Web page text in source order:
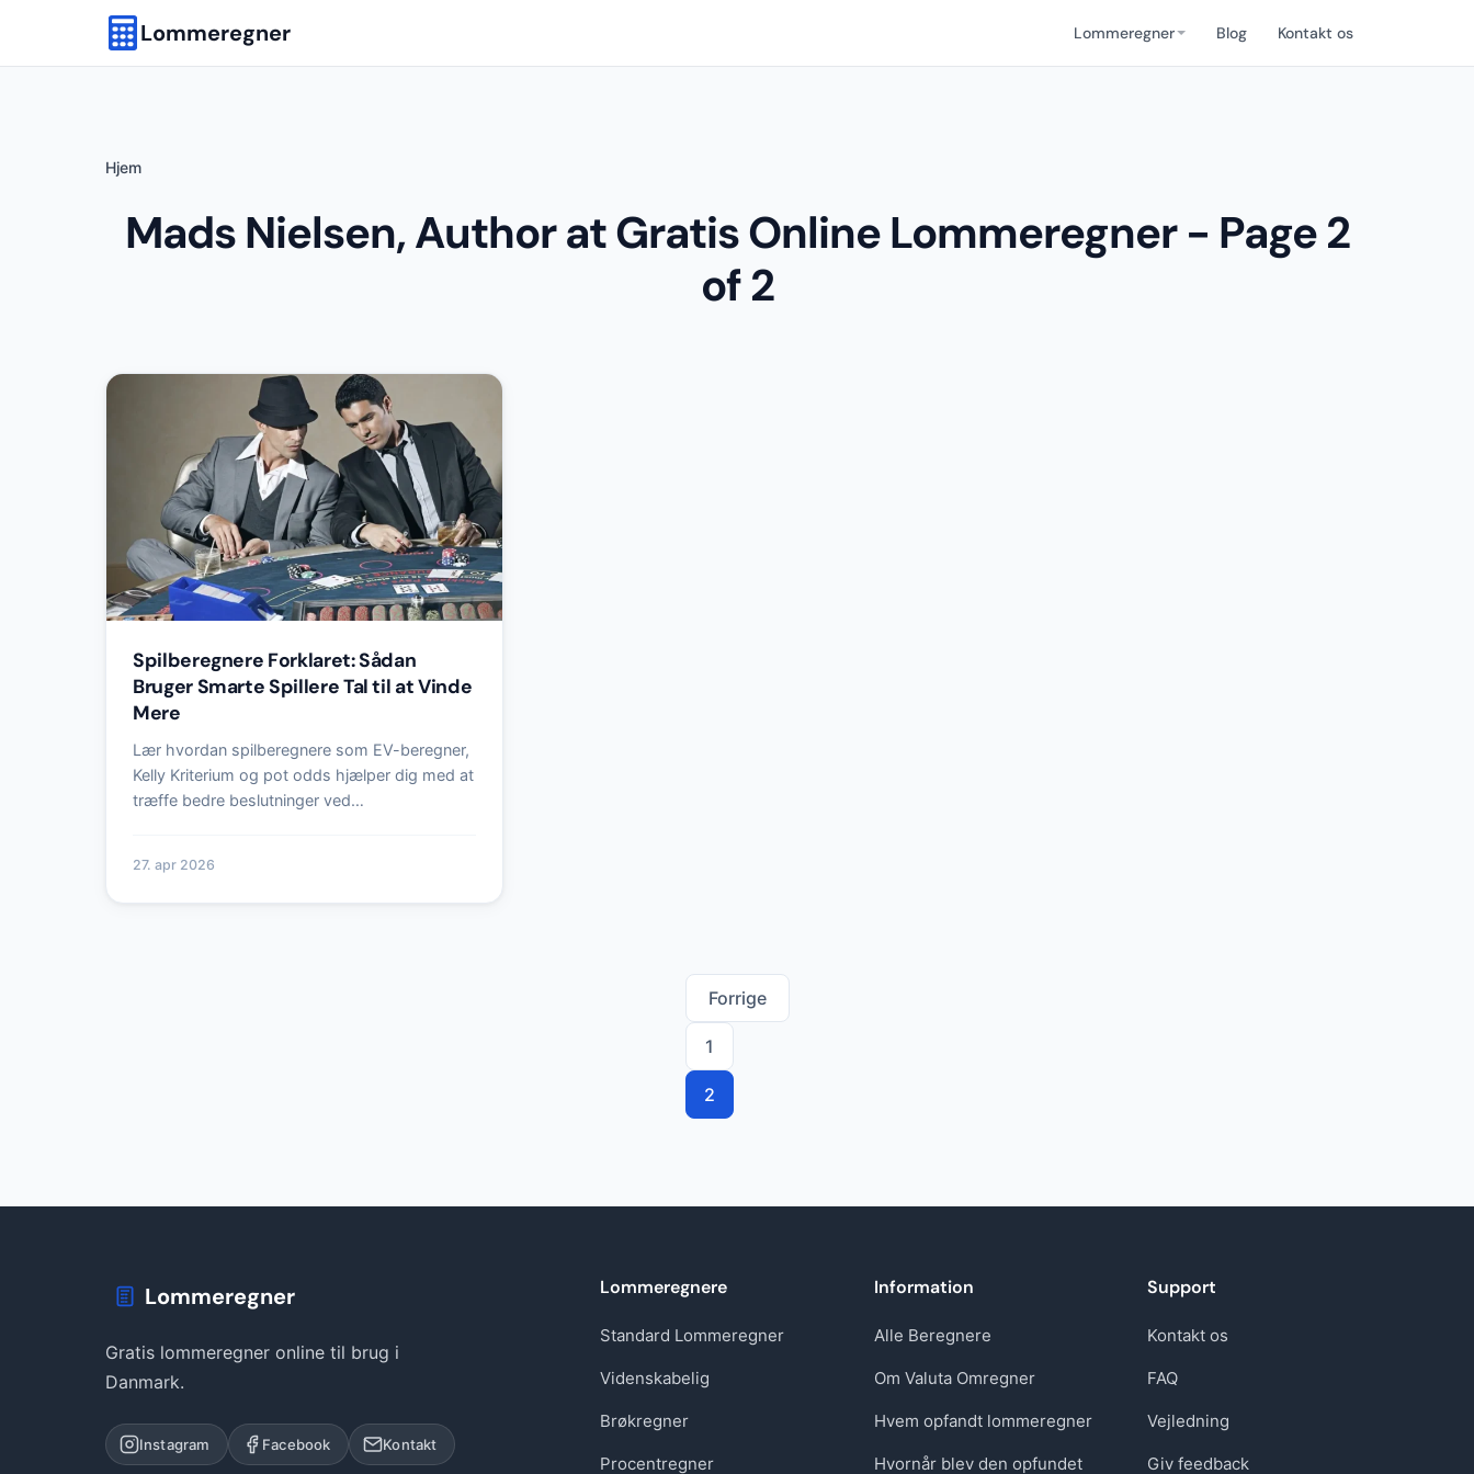
Lommeregner Lommeregner Blog Kontakt os
Hjem
Mads Nielsen, Author at Gratis Online Lommeregner - Page 2
of 2
Spilberegnere Forklaret: Sådan
Bruger Smarte Spillere Tal til at Vinde
Mere
Lær hvordan spilberegnere som EV-beregner,
Kelly Kriterium og pot odds hjælper dig med at
træffe bedre beslutninger ved…
27. apr 2026
Forrige
1
2
Lommeregner
Gratis lommeregner online til brug i
Danmark.
Instagram Facebook Kontakt
Lommeregnere
Standard Lommeregner
Videnskabelig
Brøkregner
Procentregner
Information
Alle Beregnere
Om Valuta Omregner
Hvem opfandt lommeregner
Hvornår blev den opfundet
Support
Kontakt os
FAQ
Vejledning
Giv feedback